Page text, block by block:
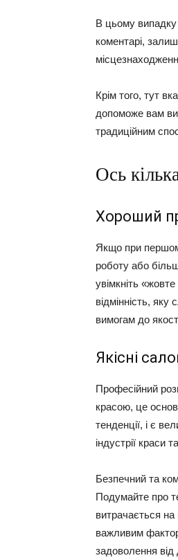
В цьому випадку
коментарі,
Крім того, тут
допоможе вам
традиційним
Ось
Хороший
Якщо при
роботу або
увімкніть
відмінність,
вимогам до
Якісні
Професійний
красою, це
тенденції, і є
індустрії краси
Безпечний та
Подумайте про
витрачається
важливим
задоволення